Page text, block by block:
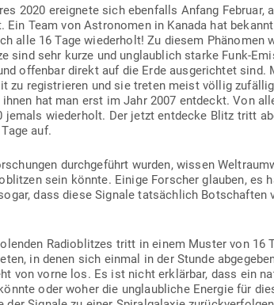
2020 ereignete sich eben­falls Anfang Februar,
Team von Astro­nomen in Kanada hat
alle 16 Tage wie­derholt! Zu diesem Phä­nomen
sind sehr kurze und unglaublich starke Funk-
offenbar direkt auf die Erde aus­ge­richtet
zu regis­trieren und sie treten meist völlig
hat man erst im Jahr 2007 ent­deckt. Von
jemals wie­derholt. Der jetzt ent­decke Blitz tritt
auf.
durch­ge­führt wurden, wissen
sein könnte. Einige For­scher glauben, es
dass diese Signale tat­sächlich
Radio­blitzes tritt in einem Muster von 16
in denen sich einmal in der Stunde
von vorne los. Es ist nicht erklärbar, dass ein
oder woher die unglaub­liche Energie für